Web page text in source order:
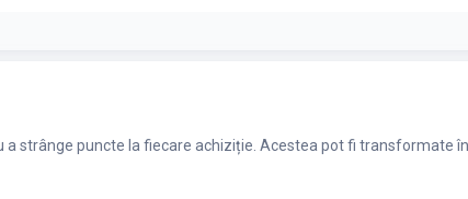
strânge puncte la fiecare achiziție. Acestea pot fi transformate